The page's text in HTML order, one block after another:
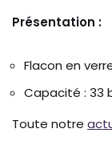
Présentation :
Flacon en
Capacité : 33
Toute notre